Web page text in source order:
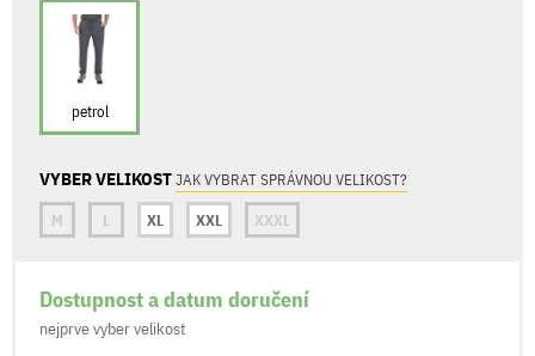
petrol
VYBER VELIKOSTJAK VYBRAT SPRÁVNOU VELIKOST?
M
L XL XXL XXXL
Dostupnost a datum doručení
nejprve vyber velikost